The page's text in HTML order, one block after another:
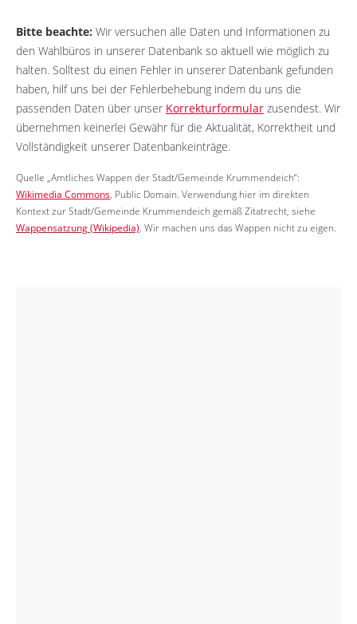
Bitte beachte: Wir versuchen alle Daten und Informationen zu
den Wahlbüros in unserer Datenbank so aktuell wie möglich zu
halten. Solltest du einen Fehler in unserer Datenbank gefunden
haben, hilf uns bei der Fehlerbehebung indem du uns die
passenden Daten über unser Korrekturformular zusendest. Wir
übernehmen keinerlei Gewähr für die Aktualität, Korrektheit und
Vollständigkeit unserer Datenbankeinträge.
Quelle „Amtliches Wappen der Stadt/Gemeinde Krummendeich“:
Wikimedia Commons, Public Domain. Verwendung hier im direkten
Kontext zur Stadt/Gemeinde Krummendeich gemäß Zitatrecht, siehe
Wappensatzung (Wikipedia). Wir machen uns das Wappen nicht zu eigen.